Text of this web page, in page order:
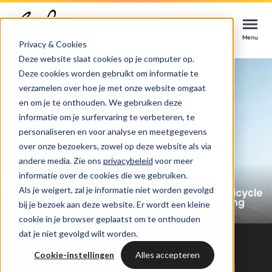
Privacy & Cookies
Deze website slaat cookies op je computer op.
Deze cookies worden gebruikt om informatie te
verzamelen over hoe je met onze website omgaat
en om je te onthouden. We gebruiken deze
informatie om je surfervaring te verbeteren, te
personaliseren en voor analyse en meetgegevens
over onze bezoekers, zowel op deze website als via
andere media. Zie ons privacybeleid voor meer
informatie over de cookies die we gebruiken.
Als je weigert, zal je informatie niet worden gevolgd
bij je bezoek aan deze website. Er wordt een kleine
cookie in je browser geplaatst om te onthouden
dat je niet gevolgd wilt worden.
Cookie-instellingen Alles accepteren
Menu
Menu
Services
HUBSPOT SERVICES
HubSpot implementatie
HubSpot automations
HubSpot integraties
HubSpot trainingen
Cases
Branches
Bright
WELKOM BIJ BRIGHT
Inspiratie
LAAT JE INSPIREREN
HubSpot
Menu
Could not loads results. Please refresh the